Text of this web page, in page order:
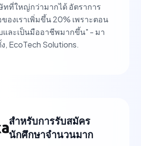
ที่ใหญ่กว่ามากได้ อัตราการ
องเราเพิ่มขึ้น 20% เพราะตอน
และเป็นมืออาชีพมากขึ้น" - มา
, EcoTech Solutions.
สำหรับการรับสมัคร
นักศึกษาจำนวนมาก